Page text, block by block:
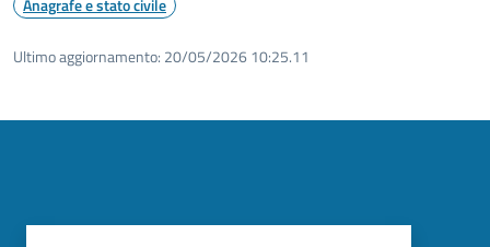
Ultimo aggiornamento: 20/05/2026 10:25.11